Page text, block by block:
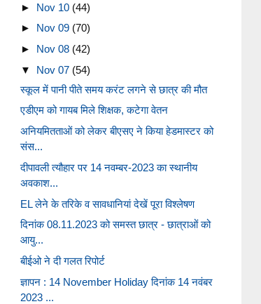
► Nov 10 (44)
► Nov 09 (70)
► Nov 08 (42)
▼ Nov 07 (54)
स्कूल में पानी पीते समय करंट लगने से छात्र की मौत
एडीएम को गायब मिले शिक्षक, कटेगा वेतन
अनियमितताओं को लेकर बीएसए ने किया हेडमास्टर को
संस...
दीपावली त्यौहार पर 14 नवम्बर-2023 का स्थानीय
अवकाश...
EL लेने के तरिके व सावधानियां देखें पूरा विश्लेषण
दिनांक 08.11.2023 को समस्त छात्र - छात्राओं को
आयु...
बीईओ ने दी गलत रिपोर्ट
ज्ञापन : 14 November Holiday दिनांक 14 नवंबर
2023 ...